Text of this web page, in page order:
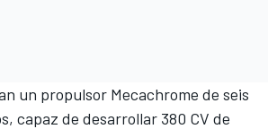
un propulsor Mecachrome de seis
capaz de desarrollar 380 CV de